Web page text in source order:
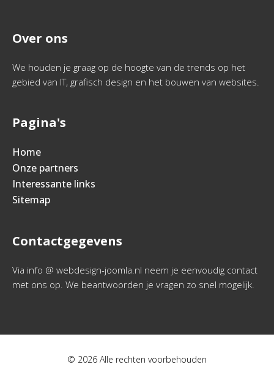
Over ons
We houden je graag op de hoogte van de trends op het
gebied van IT, grafisch design en het bouwen van websites.
Pagina's
Home
Onze partners
Interessante links
Sitemap
Contactgegevens
Via info @ webdesign-joomla.nl neem je eenvoudig contact
met ons op. We beantwoorden je vragen zo snel mogelijk.
© 2026 Alle rechten voorbehouden